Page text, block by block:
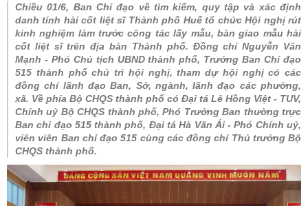
Chiều 01/6, Ban Chỉ đạo về tìm kiếm, quy tập và xác định
danh tính hài cốt liệt sĩ Thành phố Huế tổ chức Hội nghị rút
kinh nghiệm làm trước công tác lấy mẫu, bàn giao mẫu hài
cốt liệt sĩ trên địa bàn Thành phố. Đồng chí Nguyễn Văn
Mạnh - Phó Chủ tịch UBND thành phố, Trưởng Ban Chỉ đạo
515 thành phố chủ trì hội nghị, tham dự hội nghị có các
đồng chí lãnh đạo Ban, Sở, ngành, lãnh đạo các phường,
xã. Về phía Bộ CHQS thành phố có Đại tá Lê Hồng Việt - TUV,
Chính uỷ Bộ CHQS thành phố, Phó Trưởng Ban thường trực
Ban chỉ đạo 515 thành phố, Đại tá Hà Văn Ái - Phó Chính uỷ,
viên viên Ban chỉ đạo 515 cùng các đồng chí Thủ trưởng Bộ
CHQS thành phố.